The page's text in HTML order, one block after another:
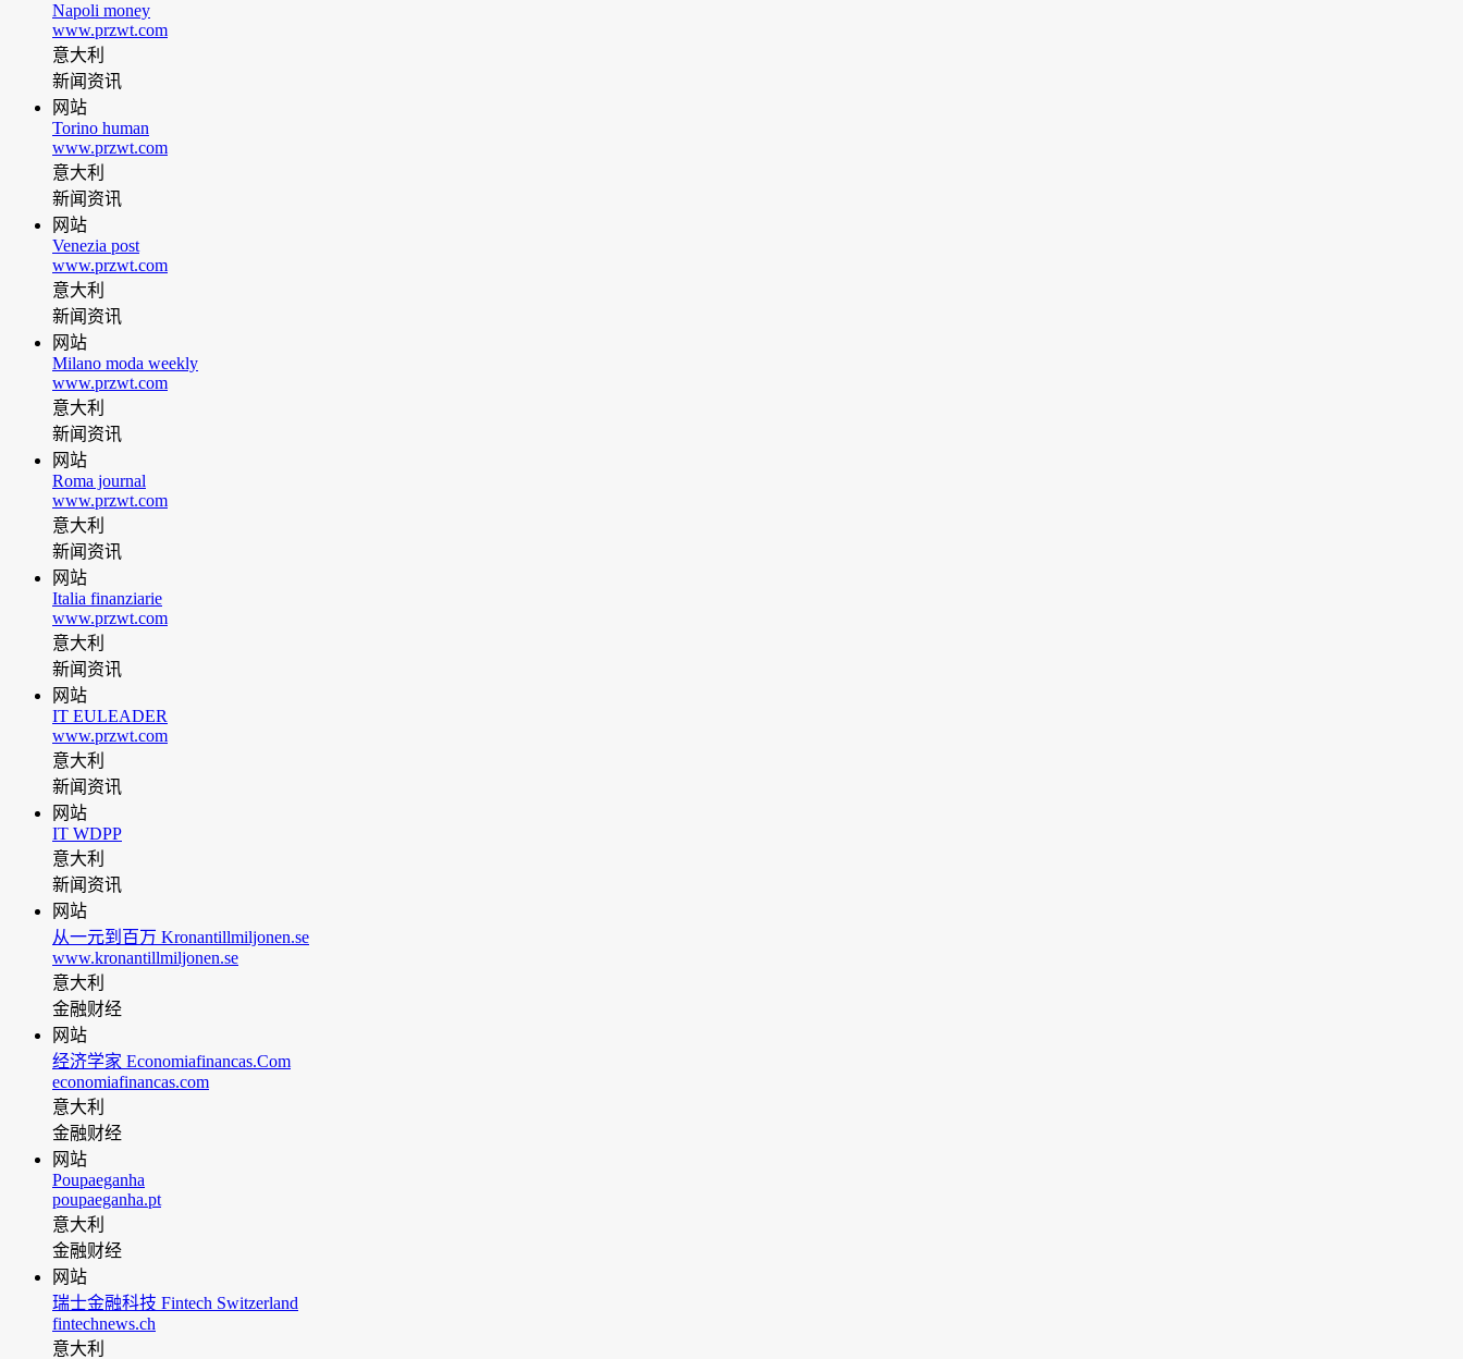
Napoli money
www.przwt.com
意大利
新闻资讯
网站
Torino human
www.przwt.com
意大利
新闻资讯
网站
Venezia post
www.przwt.com
意大利
新闻资讯
网站
Milano moda weekly
www.przwt.com
意大利
新闻资讯
网站
Roma journal
www.przwt.com
意大利
新闻资讯
网站
Italia finanziarie
www.przwt.com
意大利
新闻资讯
网站
IT EULEADER
www.przwt.com
意大利
新闻资讯
网站
IT WDPP
意大利
新闻资讯
网站
从一元到百万 Kronantillmiljonen.se
www.kronantillmiljonen.se
意大利
金融财经
网站
经济学家 Economiafinancas.Com
economiafinancas.com
意大利
金融财经
网站
Poupaeganha
poupaeganha.pt
意大利
金融财经
网站
瑞士金融科技 Fintech Switzerland
fintechnews.ch
意大利